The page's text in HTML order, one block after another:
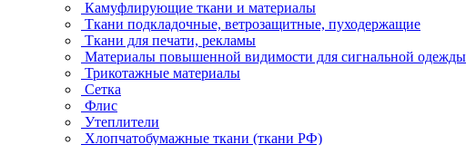
Камуфлирующие ткани и материалы
Ткани подкладочные, ветрозащитные, пуходержащие
Ткани для печати, рекламы
Материалы повышенной видимости для сигнальной одежды
Трикотажные материалы
Сетка
Флис
Утеплители
Хлопчатобумажные ткани (ткани РФ)